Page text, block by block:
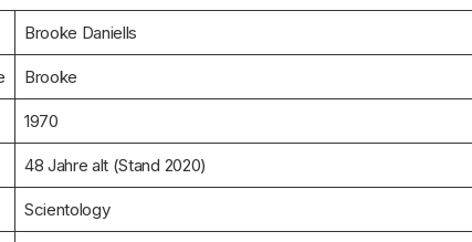
Brooke Daniells
Brooke
1970
48 Jahre alt (Stand 2020)
Scientology